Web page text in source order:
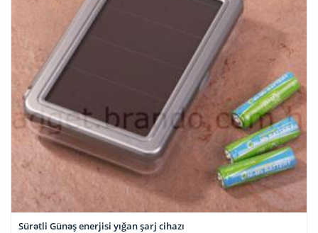
Sürətli Günəş enerjisi yığan şarj cihazı